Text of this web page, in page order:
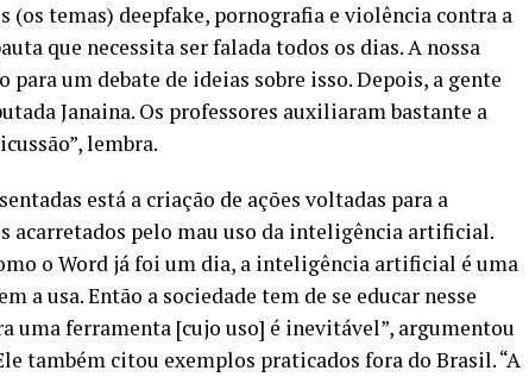
(os temas) deepfake, pornografia e violência contra a
que necessita ser falada todos os dias. A nossa
um debate de ideias sobre isso. Depois, a gente
Janaina. Os professores auxiliaram bastante a
lembra.
está a criação de ações voltadas para a
acarretados pelo mau uso da inteligência artificial.
o Word já foi um dia, a inteligência artificial é uma
a usa. Então a sociedade tem de se educar nesse
uma ferramenta [cujo uso] é inevitável”, argumentou
também citou exemplos praticados fora do Brasil. “A